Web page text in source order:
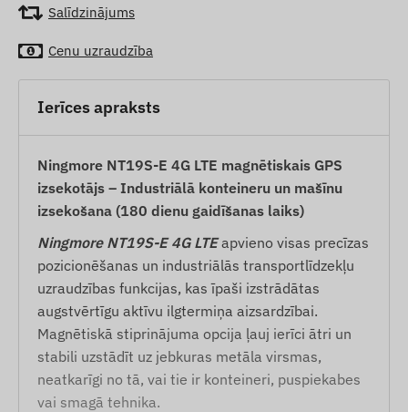
Salīdzinājums
Cenu uzraudzība
Ierīces apraksts
Ningmore NT19S-E 4G LTE magnētiskais GPS
izsekotājs – Industriālā konteineru un mašīnu
izsekošana (180 dienu gaidīšanas laiks)
Ningmore NT19S-E 4G LTEapvieno visas precīzas
pozicionēšanas un industriālās transportlīdzekļu
uzraudzības funkcijas, kas īpaši izstrādātas
augstvērtīgu aktīvu ilgtermiņa aizsardzībai.
Magnētiskā stiprinājuma opcija ļauj ierīci ātri un
stabili uzstādīt uz jebkuras metāla virsmas,
neatkarīgi no tā, vai tie ir konteineri, puspiekabes
vai smagā tehnika.